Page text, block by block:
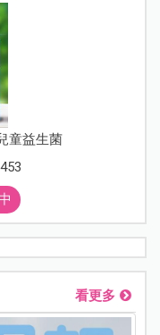
童益生菌
看更多